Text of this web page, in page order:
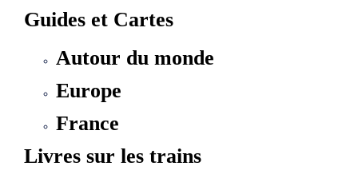
Guides et Cartes
Autour du monde
Europe
France
Livres sur les trains